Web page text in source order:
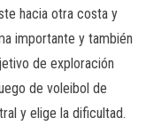
hacia otra costa y
importante y también
de exploración
de voleibol de
y elige la dificultad.